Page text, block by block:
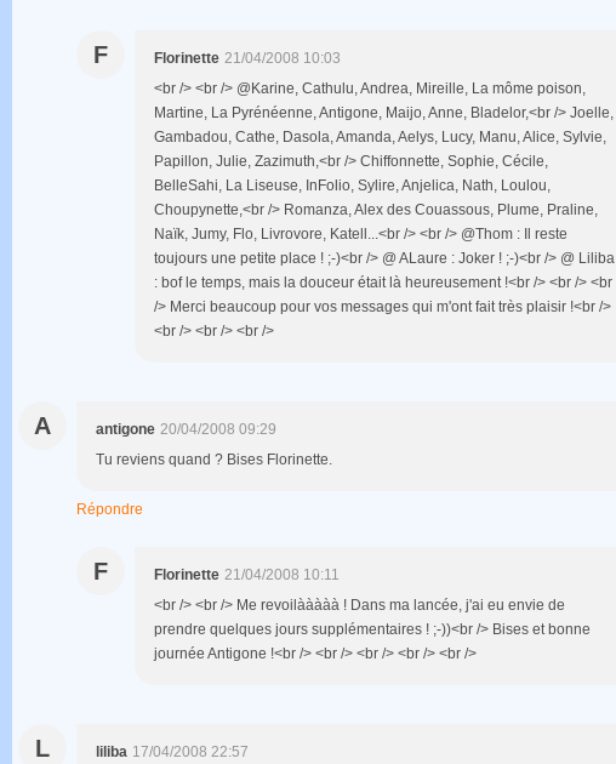
F Florinette 21/04/2008 10:03
<br /> <br /> @Karine, Cathulu, Andrea, Mireille, La môme poison,
Martine, La Pyrénéenne, Antigone, Maijo, Anne, Bladelor,<br /> Joelle,
Gambadou, Cathe, Dasola, Amanda, Aelys, Lucy, Manu, Alice, Sylvie,
Papillon, Julie, Zazimuth,<br /> Chiffonnette, Sophie, Cécile,
BelleSahi, La Liseuse, InFolio, Sylire, Anjelica, Nath, Loulou,
Choupynette,<br /> Romanza, Alex des Couassous, Plume, Praline,
Naïk, Jumy, Flo, Livrovore, Katell...<br /> <br /> @Thom : Il reste
toujours une petite place ! ;-)<br /> @ ALaure : Joker ! ;-)<br /> @ Liliba
: bof le temps, mais la douceur était là heureusement !<br /> <br /> <br
/> Merci beaucoup pour vos messages qui m'ont fait très plaisir !<br />
<br /> <br /> <br />
A antigone 20/04/2008 09:29
Tu reviens quand ? Bises Florinette.
Répondre
F Florinette 21/04/2008 10:11
<br /> <br /> Me revoilààààà ! Dans ma lancée, j'ai eu envie de
prendre quelques jours supplémentaires ! ;-))<br /> Bises et bonne
journée Antigone !<br /> <br /> <br /> <br /> <br />
L liliba 17/04/2008 22:57